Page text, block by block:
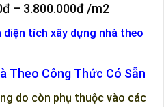
– 3.800.000đ /m2
diện tích xây dựng nhà theo
Theo Công Thức Có Sẵn
do còn phụ thuộc vào các